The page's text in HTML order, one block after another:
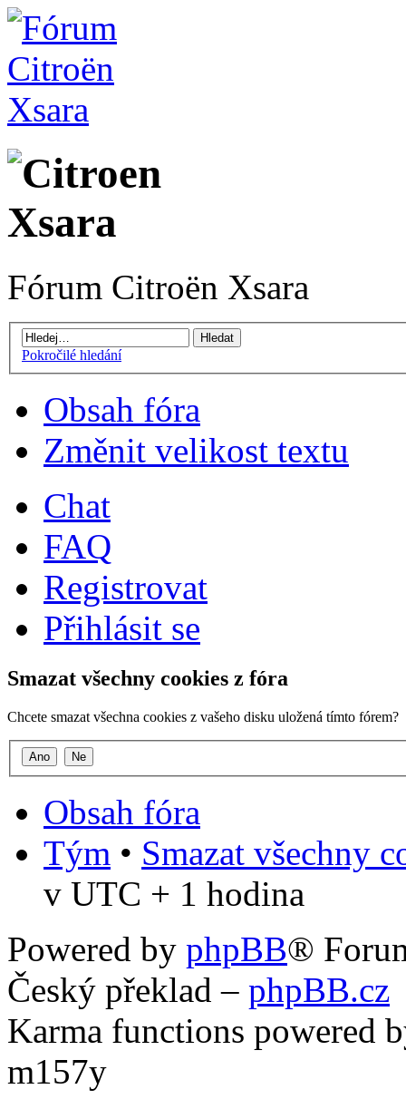
Fórum Citroën Xsara
Pokročilé hledání
Obsah fóra
Změnit velikost textu
Chat
FAQ
Registrovat
Přihlásit se
Smazat všechny cookies z fóra
Chcete smazat všechna cookies z vašeho disku uložená tímto fórem?
Obsah fóra
Tým • Smazat všechny
v UTC + 1 hodina
Powered by phpBB®
Český překlad – phpBB.cz
Karma functions powered
m157y